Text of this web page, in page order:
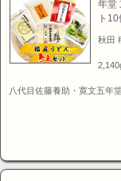
年堂
ト10
秋田
八代目佐藤養助・寛文五年